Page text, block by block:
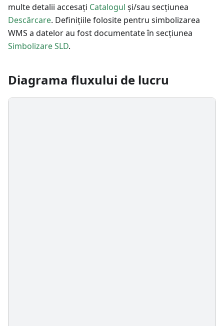
multe detalii accesați Catalogul și/sau secțiunea
Descărcare. Definițiile folosite pentru simbolizarea
WMS a datelor au fost documentate în secțiunea
Simbolizare SLD.
Diagrama fluxului de lucru